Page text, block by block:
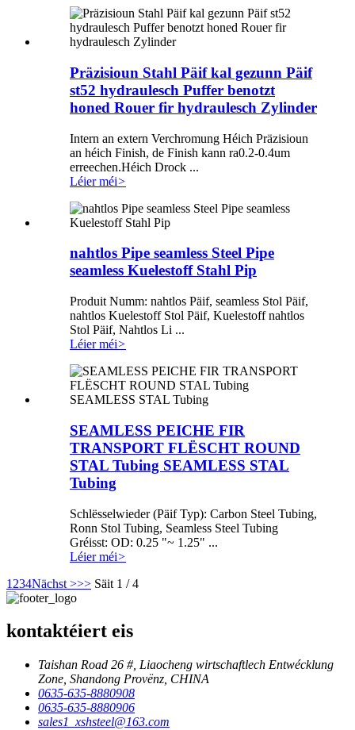
Präzisioun Stahl Päif kal gezunn Päif
st52 hydraulesch Puffer benotzt
honed Rouer fir hydraulesch Zylinder
Intern an extern Verchromung Héich Präzisioun
an héich Finish, de Finish kann ra0.2-0.4um
erreechen.Héich Drock ...
Léier méi>
nahtlos Pipe seamless Steel Pipe
seamless Kuelestoff Stahl Pip
Produit Numm: nahtlos Päif, seamless Stol Päif,
nahtlos Kuelestoff Stol Päif, Kuelestoff nahtlos
Stol Päif, Nahtlos Li ...
Léier méi>
SEAMLESS PEICHE FIR
TRANSPORT FLËSCHT ROUND
STAL Tubing SEAMLESS STAL
Tubing
Schlësselwieder (Päif Typ): Carbon Steel Tubing,
Ronn Stol Tubing, Seamless Steel Tubing
Gréisst: OD: 0.25 "~ 1.25" ...
Léier méi>
1 234Nächst >>> Säit 1 / 4
kontaktéiert eis
Taishan Road 26 #, Liaocheng wirtschaftlech Entwécklung
Zone, Shandong Provënz, CHINA
0635-635-8880908
0635-635-8880906
sales1_xshsteel@163.com